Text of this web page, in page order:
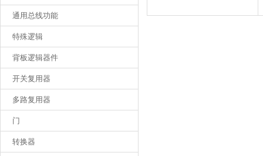
通用总线功能
特殊逻辑
背板逻辑器件
开关复用器
多路复用器
门
转换器